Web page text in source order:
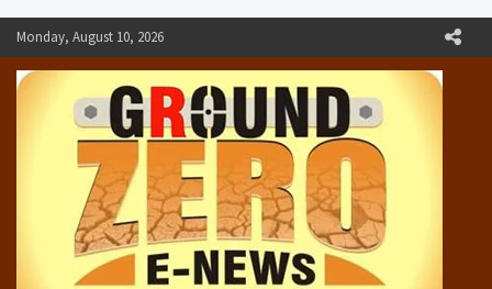
Skip
to
content
Monday, August 10, 2026